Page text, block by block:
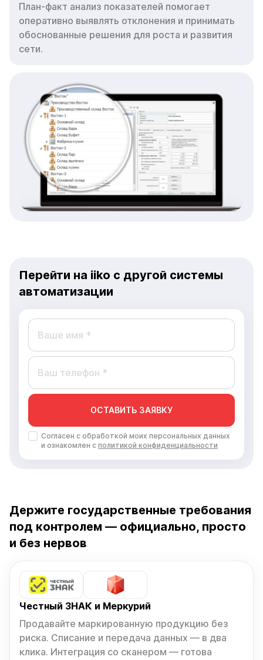
План-факт анализ показателей помогает
оперативно выявлять отклонения и принимать
обоснованные решения для роста и развития
сети.
Перейти на iiko с другой системы
автоматизации
ОСТАВИТЬ ЗАЯВКУ
Согласен с обработкой моих персональных данных
и ознакомлен с политикой конфиденциальности
Держите государственные требования
под контролем — официально, просто
и без нервов
Честный ЗНАК и Меркурий
Продавайте маркированную продукцию без
риска. Списание и передача данных — в два
клика. Интеграция со сканером — готова